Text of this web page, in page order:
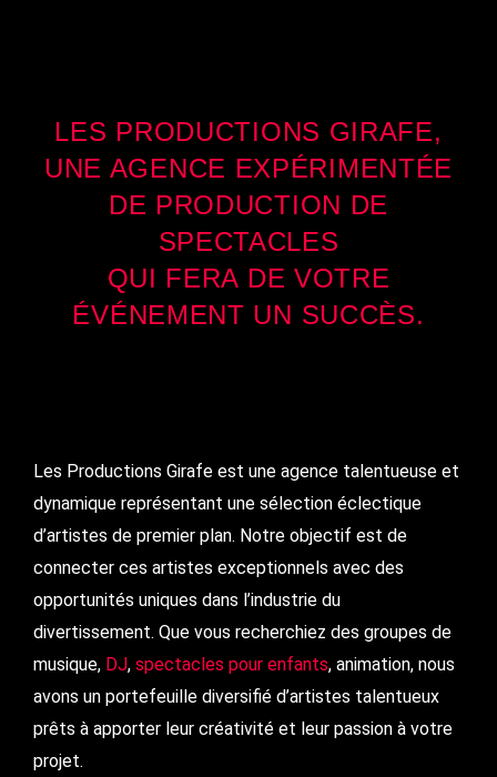
LES PRODUCTIONS GIRAFE,
UNE AGENCE EXPÉRIMENTÉE
DE PRODUCTION DE
SPECTACLES
QUI FERA DE VOTRE
ÉVÉNEMENT UN SUCCÈS.
Les Productions Girafe est une agence talentueuse et
dynamique représentant une sélection éclectique
d’artistes de premier plan. Notre objectif est de
connecter ces artistes exceptionnels avec des
opportunités uniques dans l’industrie du
divertissement. Que vous recherchiez des groupes de
musique, DJ, spectacles pour enfants, animation, nous
avons un portefeuille diversifié d’artistes talentueux
prêts à apporter leur créativité et leur passion à votre
projet.